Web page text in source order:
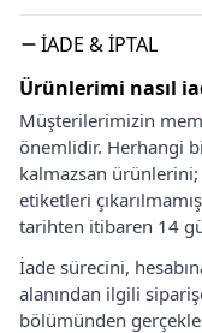
İADE & İPTAL
Ürünlerimi nasıl
Müşterilerimizin
önemlidir. Herhangi
kalmazsan ürünlerini;
etiketleri
tarihten itibaren 14
İade sürecini,
alanından ilgili
bölümünden